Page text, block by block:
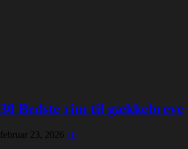
30 Bedste rim til gækkebreve
februar 23, 2026 10